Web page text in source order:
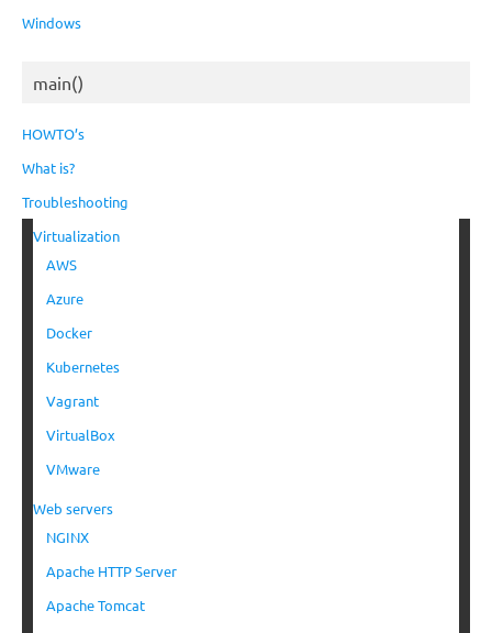
Windows
main()
HOWTO’s
What is?
Troubleshooting
Virtualization
AWS
Azure
Docker
Kubernetes
Vagrant
VirtualBox
VMware
Web servers
NGINX
Apache HTTP Server
Apache Tomcat